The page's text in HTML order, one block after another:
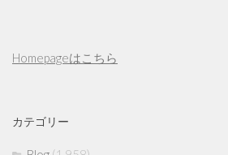
Homepageはこちら
カテゴリー